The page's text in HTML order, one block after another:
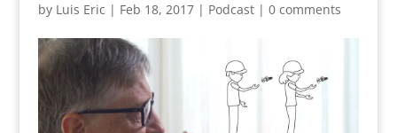
by Luis Eric | Feb 18, 2017| Podcast| 0 comments